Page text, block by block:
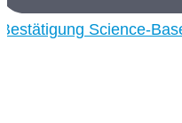
Bestätigung Science-